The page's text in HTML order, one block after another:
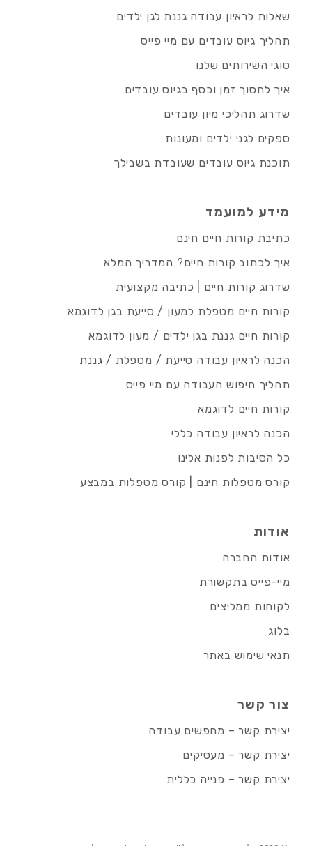
שאלות לראיון עבודה גננת לגן ילדים
תהליך גיוס עובדים עם מיי פייס
סוגי השירותים שלנו
איך לחסוך זמן וכסף בגיוס עובדים
שדרוג תהליכי מיון עובדים
ספקים לגני ילדים ומעונות
תוכנת גיוס עובדים שעובדת בשבילך
מידע למועמד
כתיבת קורות חיים חינם
איך לכתוב קורות חיים? המדריך המלא
שדרוג קורות חיים | כתיבה מקצועית
קורות חיים מטפלת למעון / סייעת בגן לדוגמא
קורות חיים גננת בגן ילדים / מעון לדוגמא
הכנה לראיון עבודה סייעת / מטפלת / גננת
תהליך חיפוש העבודה עם מיי פייס
קורות חיים לדוגמא
הכנה לראיון עבודה כללי
כל הסיבות לפנות אלינו
קורס מטפלות חינם | קורס מטפלות במבצע
אודות
אודות החברה
מיי-פייס בתקשורת
לקוחות ממליצים
בלוג
תנאי שימוש באתר
צור קשר
יצירת קשר – מחפשים עבודה
יצירת קשר – מעסיקים
יצירת קשר – פנייה כללית